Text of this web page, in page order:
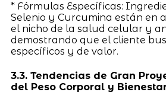
* Fórmulas Específicas:
Selenio y Curcumina están en
el nicho de la salud celular y
demostrando que el cliente
específicos y de valor.
3.3. Tendencias de Gran
del Peso Corporal y